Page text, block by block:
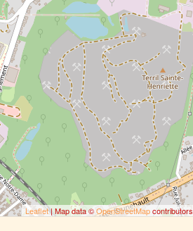
Leaflet| Map data ©OpenStreetMapcontributors